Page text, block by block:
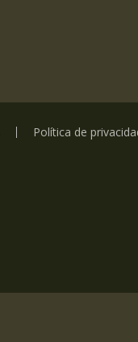
Política de